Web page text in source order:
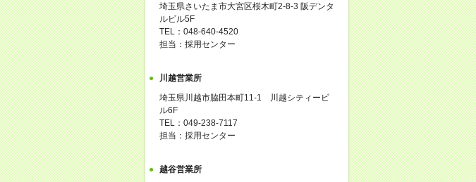
埼玉県さいたま市大宮区桜木町2-8-3 阪デンタ
ルビル5F
TEL：048-640-4520
担当：採用センター
川越営業所
埼玉県川越市脇田本町11-1 川越シティービ
ル6F
TEL：049-238-7117
担当：採用センター
越谷営業所